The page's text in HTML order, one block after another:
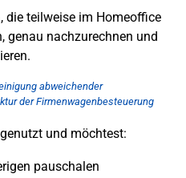
die teilweise im Homeoffice
genau nachzurechnen und
abweichender
der Firmenwagenbesteuerung
und möchtest:
pauschalen